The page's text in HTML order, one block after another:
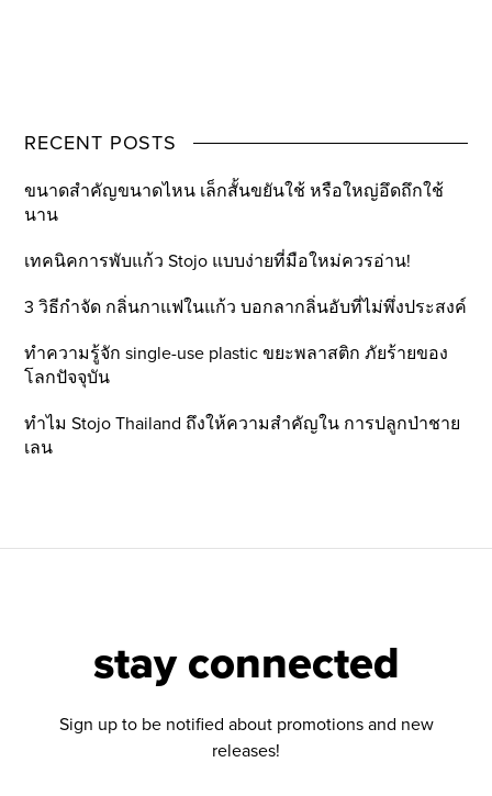
RECENT POSTS
ขนาดสำคัญขนาดไหน เล็กสั้นขยันใช้ หรือใหญ่อึดถึกใช้
นาน
เทคนิคการพับแก้ว Stojo แบบง่ายที่มือใหม่ควรอ่าน!
3 วิธีกำจัด กลิ่นกาแฟในแก้ว บอกลากลิ่นอับที่ไม่พึ่งประสงค์
ทำความรู้จัก single-use plastic ขยะพลาสติก ภัยร้ายของ
โลกปัจจุบัน
ทำไม Stojo Thailand ถึงให้ความสำคัญใน การปลูกป่าชาย
เลน
stay connected
Sign up to be notified about promotions and new
releases!